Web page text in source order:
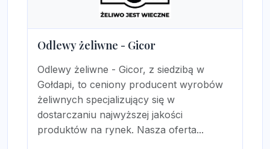
Odlewy żeliwne - Gicor
Odlewy żeliwne - Gicor, z siedzibą w
Gołdapi, to ceniony producent wyrobów
żeliwnych specjalizujący się w
dostarczaniu najwyższej jakości
produktów na rynek. Nasza oferta...